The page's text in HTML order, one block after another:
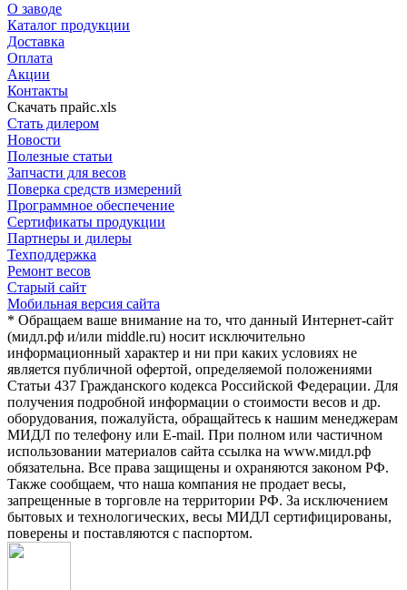
О заводе
Каталог продукции
Доставка
Оплата
Акции
Контакты
Скачать прайс.xls
Стать дилером
Новости
Полезные статьи
Запчасти для весов
Поверка средств измерений
Программное обеспечение
Сертификаты продукции
Партнеры и дилеры
Техподдержка
Ремонт весов
Старый сайт
Мобильная версия сайта
* Обращаем ваше внимание на то, что данный Интернет-сайт
(мидл.рф и/или middle.ru) носит исключительно
информационный характер и ни при каких условиях не
является публичной офертой, определяемой положениями
Статьи 437 Гражданского кодекса Российской Федерации. Для
получения подробной информации о стоимости весов и др.
оборудования, пожалуйста, обращайтесь к нашим менеджерам
МИДЛ по телефону или E-mail. При полном или частичном
использовании материалов сайта ссылка на www.мидл.рф
обязательна. Все права защищены и охраняются законом РФ.
Также сообщаем, что наша компания не продает весы,
запрещенные в торговле на территории РФ. За исключением
бытовых и технологических, весы МИДЛ сертифицированы,
поверены и поставляются с паспортом.